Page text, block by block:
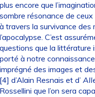
encore que
résonance de ceux
travers la survivance des
C’est
que la littérature
à notre
des images et
d’Alain Resnais et d’
que l’on sera